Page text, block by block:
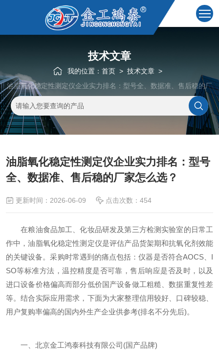
技术文章
我的位置： 首页 > 技术文章 >
油脂氧化稳定性测定仪企业实力排名：型号全、数据准、售后稳的厂
油脂氧化稳定性测定仪企业实力排名：型号
全、数据准、售后稳的厂家怎么选？
更新时间：2026-06-09 点击次数：454
在粮油食品加工、化妆品研发及第三方检测实验室的日常工
作中，油脂氧化稳定性测定仪是评估产品货架期和抗氧化剂效能
的关键设备。采购时常遇到的痛点包括：仪器是否符合AOCS、I
SO等标准方法，温控精度是否可靠，售后响应是否及时，以及
进口设备价格偏高而部分低价国产设备做工粗糙、数据重复性差
等。结合实际应用需求，下面为大家整理信用较好、口碑较稳、
用户复购率偏高的国内外生产企业供参考(排名不分先后)。
一、北京金工鸿泰科技有限公司(国产品牌)